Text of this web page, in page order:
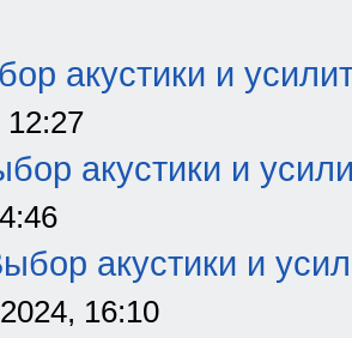
акустики и
12:27
акустики и
акустики и
16:10